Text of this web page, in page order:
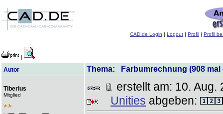
CAD.de Login | Logout | Profil | Profil
|
Autor Thema: Farbumrechnung (908 mal
Tiberius
Mitglied
erstellt am: 10.
Unities abgeben: